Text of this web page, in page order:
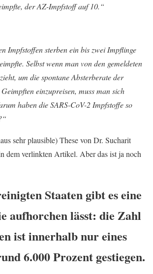
der AZ-Impfstoff auf 10.“
Impfstoffen sterben ein bis zwei Impflinge
Selbst wenn man von den gemeldeten
um die spontane Absterberate der
einzupreisen, muss man sich
haben die SARS-CoV-2 Impfstoffe so
sehr plausible) These von Dr. Sucharit
dem verlinkten Artikel. Aber das ist ja noch
Staaten gibt es eine
aufhorchen lässt: die Zahl
ist innerhalb nur eines
6.000 Prozent gestiegen.